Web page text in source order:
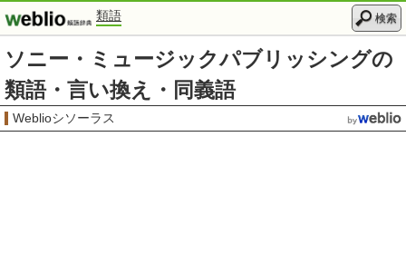
類語 検索
ソニー・ミュージックパブリッシングの
類語・言い換え・同義語
Weblioシソーラス